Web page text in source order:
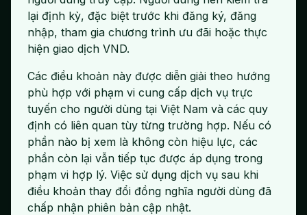
lại định kỳ, đặc biệt trước khi đăng ký, đăng
nhập, tham gia chương trình ưu đãi hoặc thực
hiện giao dịch VND.
Các điều khoản này được diễn giải theo hướng
phù hợp với phạm vi cung cấp dịch vụ trực
tuyến cho người dùng tại Việt Nam và các quy
định có liên quan tùy từng trường hợp. Nếu có
phần nào bị xem là không còn hiệu lực, các
phần còn lại vẫn tiếp tục được áp dụng trong
phạm vi hợp lý. Việc sử dụng dịch vụ sau khi
điều khoản thay đổi đồng nghĩa người dùng đã
chấp nhận phiên bản cập nhật.